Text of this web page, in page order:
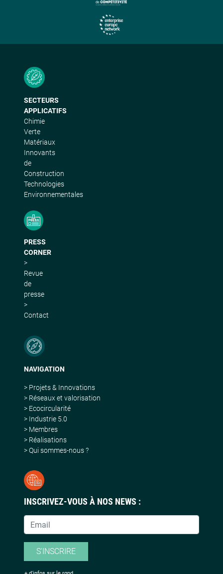
SECTEURS
APPLICATIFS
Chimie
Verte
Matériaux
Innovants
de
Construction
Technologies
Environnementales
PRESS
CORNER
>
Revue
de
presse
>
Contact
NAVIGATION
> Projets & Innovations
> Réseaux et valorisation
> Ecocircularité
> Industrie 5.0
> Membres
> Réalisations
> Qui sommes-nous ?
INSCRIVEZ-VOUS À NOS NEWS :
S'INSCRIRE